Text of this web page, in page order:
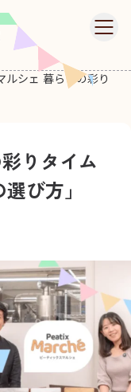
ルシェ 暮らしの彩り
りタイム
び方」